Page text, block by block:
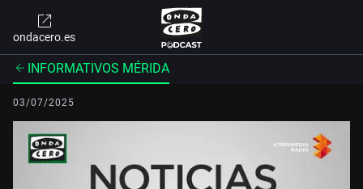
ondacero.es
INFORMATIVOS MÉRIDA
03/07/2025